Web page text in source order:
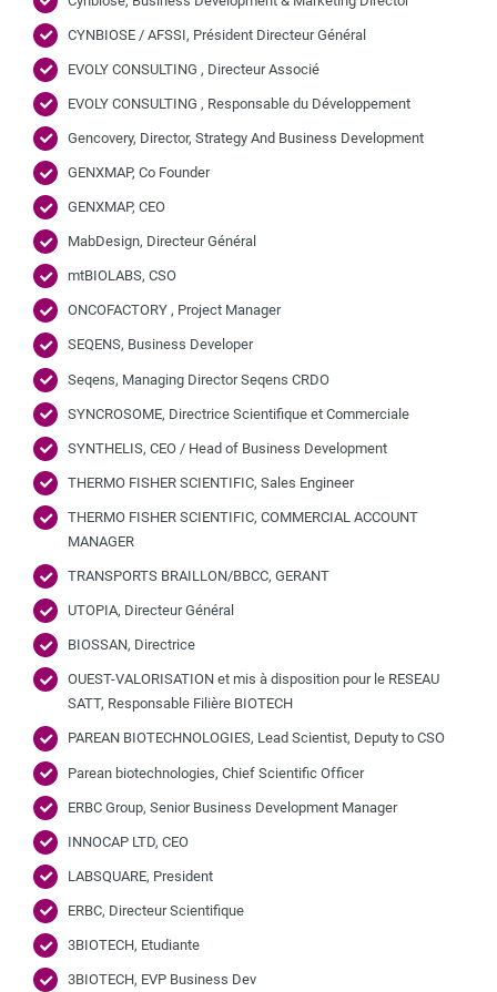
CYNBIOSE / AFSSI, Président Directeur Général
EVOLY CONSULTING , Directeur Associé
EVOLY CONSULTING , Responsable du Développement
Gencovery, Director, Strategy And Business Development
GENXMAP, Co Founder
GENXMAP, CEO
MabDesign, Directeur Général
mtBIOLABS, CSO
ONCOFACTORY , Project Manager
SEQENS, Business Developer
Seqens, Managing Director Seqens CRDO
SYNCROSOME, Directrice Scientifique et Commerciale
SYNTHELIS, CEO / Head of Business Development
THERMO FISHER SCIENTIFIC, Sales Engineer
THERMO FISHER SCIENTIFIC, COMMERCIAL ACCOUNT
MANAGER
TRANSPORTS BRAILLON/BBCC, GERANT
UTOPIA, Directeur Général
BIOSSAN, Directrice
OUEST-VALORISATION et mis à disposition pour le RESEAU
SATT, Responsable Filière BIOTECH
PAREAN BIOTECHNOLOGIES, Lead Scientist, Deputy to CSO
Parean biotechnologies, Chief Scientific Officer
ERBC Group, Senior Business Development Manager
INNOCAP LTD, CEO
LABSQUARE, President
ERBC, Directeur Scientifique
3BIOTECH, Etudiante
3BIOTECH, EVP Business Dev